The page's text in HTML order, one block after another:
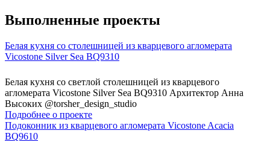
Выполненные проекты
Белая кухня со столешницей из кварцевого агломерата
Vicostone Silver Sea BQ9310
Белая кухня со светлой столешницей из кварцевого
агломерата Vicostone Silver Sea BQ9310 Архитектор Анна
Высоких @torsher_design_studio
Подробнее о проекте
Подоконник из кварцевого агломерата Vicostone Acacia
BQ9610